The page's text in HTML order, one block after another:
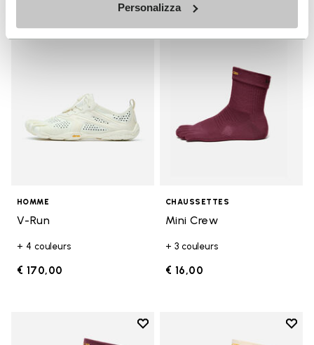
Personalizza
Add to wishlist V-Run
HOMME
V-Run
+ 4 couleurs
€ 170,00
Add
CHAUSSETTES
Mini Crew
+ 3 couleurs
€ 16,00
Add to wishlist
Add to wishlist Crew
Add